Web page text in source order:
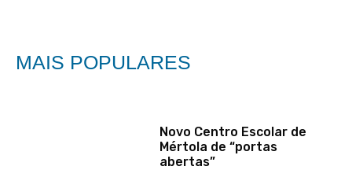
MAIS POPULARES
Novo Centro Escolar de
Mértola de “portas
abertas”